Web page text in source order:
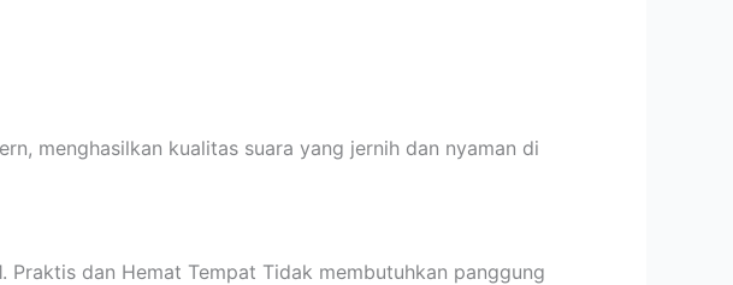
menghasilkan kualitas suara yang jernih dan nyaman di
dan Hemat Tempat Tidak membutuhkan panggung